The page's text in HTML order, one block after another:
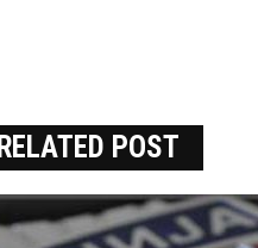
RELATED POST